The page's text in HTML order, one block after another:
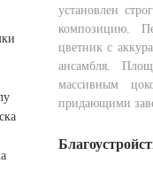
установлен
композицию.
цветник с
ансамбля.
массивным
придающими